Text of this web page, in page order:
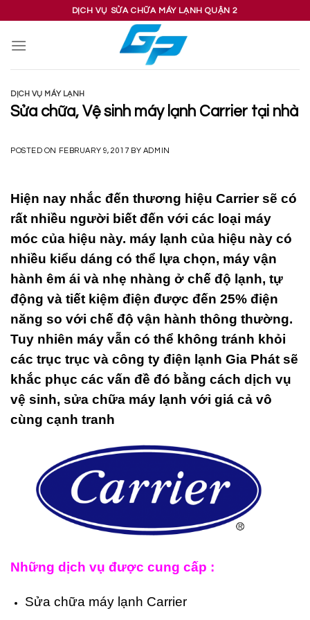
content
DỊCH VỤ SỬA CHỮA MÁY LẠNH QUẬN 2
DỊCH VỤ MÁY LẠNH
Sửa chữa, Vệ sinh máy lạnh Carrier tại nhà
POSTED ON FEBRUARY 9, 2017 BY ADMIN
Hiện nay nhắc đến thương hiệu Carrier sẽ có
rất nhiều người biết đến với các loại máy
móc của hiệu này. máy lạnh của hiệu này có
nhiều kiểu dáng có thể lựa chọn, máy vận
hành êm ái và nhẹ nhàng ở chế độ lạnh, tự
động và tiết kiệm điện được đến 25% điện
năng so với chế độ vận hành thông thường.
Tuy nhiên máy vẫn có thể không tránh khỏi
các trục trục và công ty điện lạnh Gia Phát sẽ
khắc phục các vấn đề đó bằng cách dịch vụ
vệ sinh, sửa chữa máy lạnh với giá cả vô
cùng cạnh tranh
Những dịch vụ được cung cấp :
Sửa chữa máy lạnh Carrier